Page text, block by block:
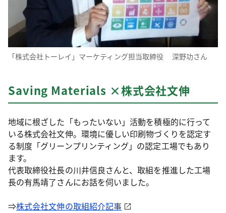
「株式会社トーレイ」マーケティング担当取締役 深野功さん
Saving Materials ×株式会社文伸
地域に根ざした「もったいない」活動を積極的に行って
いる株式会社文伸。環境に優しい印刷物づくりを認定す
る制度「グリーンプリンティング」の認定工場でもあり
ます。
代表取締役社長の川井信良さんと、取組を推進した工場
長の有馬靖了さんにお話を伺いました。
⇒株式会社文伸の取組紹介記事